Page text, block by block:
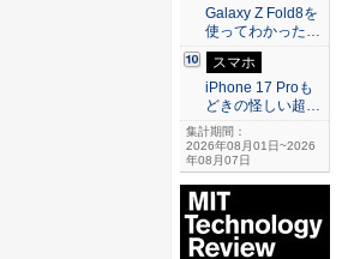
Galaxy Z Fold8を
使ってわかった…
スマホ
iPhone 17 Proも
どきの怪しい超…
集計期間：
2026年08月01日~2026
年08月07日